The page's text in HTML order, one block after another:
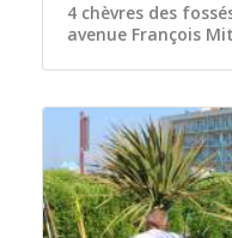
4 chèvres des
avenue François